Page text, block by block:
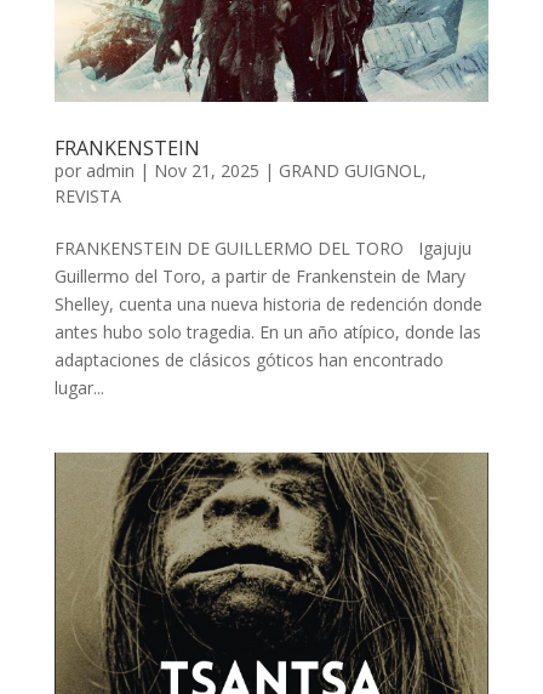
FRANKENSTEIN
por admin | Nov 21, 2025 | GRAND GUIGNOL,
REVISTA
FRANKENSTEIN DE GUILLERMO DEL TORO Igajuju
Guillermo del Toro, a partir de Frankenstein de Mary
Shelley, cuenta una nueva historia de redención donde
antes hubo solo tragedia. En un año atípico, donde las
adaptaciones de clásicos góticos han encontrado
lugar...